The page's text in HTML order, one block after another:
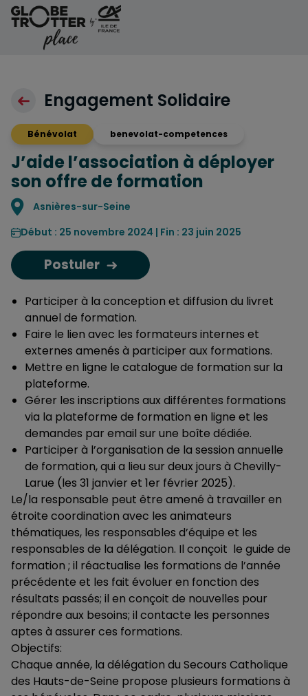
Aller au contenu
Engagement Solidaire
Bénévolat benevolat-competences
J’aide l’association à déployer
son offre de formation
Localisation
Asnières-sur-Seine
Début : 25 novembre 2024 | Fin : 23 juin 2025
Postuler
Participer à la conception et diffusion du livret
annuel de formation.
Faire le lien avec les formateurs internes et
externes amenés à participer aux formations.
Mettre en ligne le catalogue de formation sur la
plateforme.
Gérer les inscriptions aux différentes formations
via la plateforme de formation en ligne et les
demandes par email sur une boîte dédiée.
Participer à l’organisation de la session annuelle
de formation, qui a lieu sur deux jours à Chevilly-
Larue (les 31 janvier et 1er février 2025).
Le/la responsable peut être amené à travailler en
étroite coordination avec les animateurs
thématiques, les responsables d’équipe et les
responsables de la délégation. Il conçoit le guide de
formation ; il réactualise les formations de l’année
précédente et les fait évoluer en fonction des
résultats passés; il en conçoit de nouvelles pour
répondre aux besoins; il contacte les personnes
aptes à assurer ces formations.
Objectifs:
Chaque année, la délégation du Secours Catholique
des Hauts-de-Seine propose plusieurs formations à